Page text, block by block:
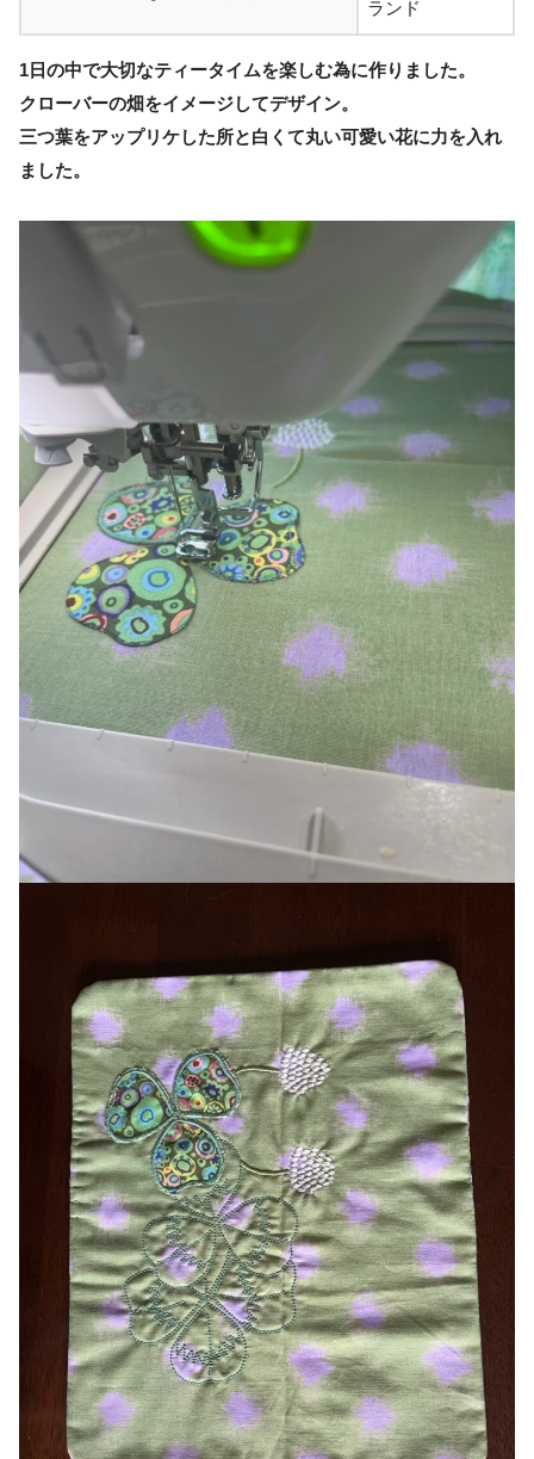
ランド
1日の中で大切なティータイムを楽しむ為に作りました。
クローバーの畑をイメージしてデザイン。
三つ葉をアップリケした所と白くて丸い可愛い花に力を入れ
ました。